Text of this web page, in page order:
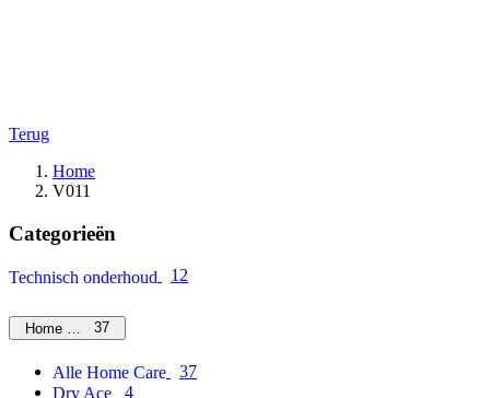
Terug
Home
V011
Categorieën
Technisch onderhoud 12
Home Care37
Alle Home Care
37
Dry Ace
4